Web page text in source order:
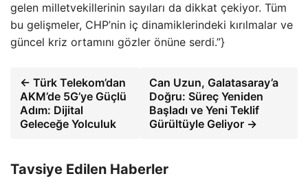
gelen milletvekillerinin sayıları da dikkat çekiyor. Tüm
bu gelişmeler, CHP’nin iç dinamiklerindeki kırılmalar ve
güncel kriz ortamını gözler önüne serdi.”}
← Türk Telekom’dan
AKM’de 5G’ye Güçlü
Adım: Dijital
Geleceğe Yolculuk
Can Uzun, Galatasaray’a
Doğru: Süreç Yeniden
Başladı ve Yeni Teklif
Gürültüyle Geliyor →
Tavsiye Edilen Haberler